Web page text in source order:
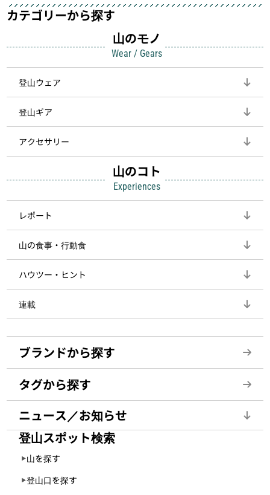
カテゴリーから探す
山のモノ
Wear / Gears
登山ウェア
登山ギア
アクセサリー
山のコト
Experiences
レポート
山の食事・行動食
ハウツー・ヒント
連載
ブランドから探す
タグから探す
ニュース／お知らせ
登山スポット検索
山を探す
登山口を探す